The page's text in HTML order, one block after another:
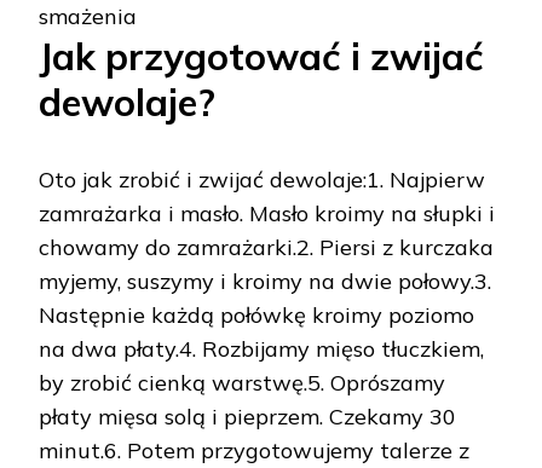
smażenia
Jak przygotować i zwijać
dewolaje?
Oto jak zrobić i zwijać dewolaje:1. Najpierw
zamrażarka i masło. Masło kroimy na słupki i
chowamy do zamrażarki.2. Piersi z kurczaka
myjemy, suszymy i kroimy na dwie połowy.3.
Następnie każdą połówkę kroimy poziomo
na dwa płaty.4. Rozbijamy mięso tłuczkiem,
by zrobić cienką warstwę.5. Oprószamy
płaty mięsa solą i pieprzem. Czekamy 30
minut.6. Potem przygotowujemy talerze z